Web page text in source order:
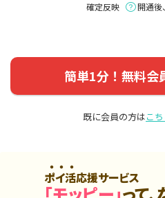
確定反映
開通後
簡単1分！無料会
既に会員の方はこ
ポイ活応援サービス